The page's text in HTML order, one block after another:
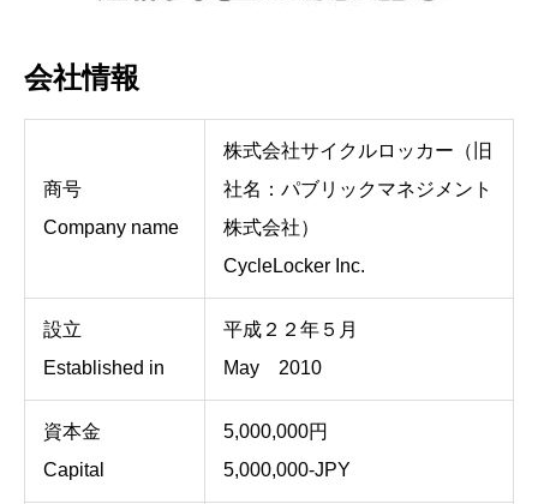
会社情報
商号
Company name
株式会社サイクルロッカー（旧
社名：パブリックマネジメント
株式会社）
CycleLocker Inc.
設立
Established in
平成２２年５月
May 2010
資本金
Capital
5,000,000円
5,000,000-JPY